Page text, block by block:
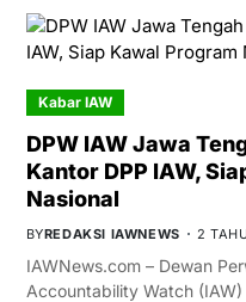
Kabar IAW
DPW IAW Jawa
Kantor DPP IAW,
Nasional
BYREDAKSI IAWNEWS 2
IAWNews.com – Dewan
Accountability Watch